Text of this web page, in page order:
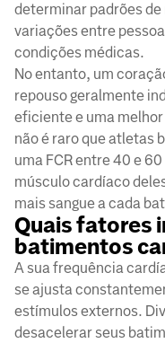
determinar padrões
variações entre
condições médicas.
No entanto, um
repouso geralmente
eficiente e uma
não é raro que atletas
uma FCR entre 40 e
músculo cardíaco
mais sangue a cada
Quais fatores
batimentos
A sua frequência
se ajusta
estímulos externos.
desacelerar seus